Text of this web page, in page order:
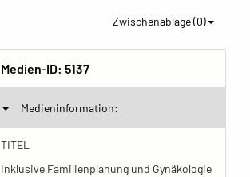
Zwischenablage (0)
Medien-ID: 5137
Medieninformation:
TITEL
Inklusive Familienplanung und Gynäkologie